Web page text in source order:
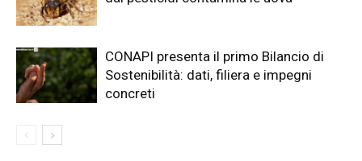
CONAPI presenta il primo Bilancio di
Sostenibilità: dati, filiera e impegni
concreti